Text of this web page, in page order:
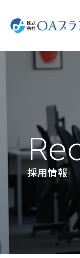
採用情報